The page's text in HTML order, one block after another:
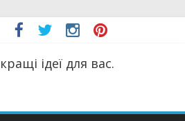
ідеї для вас.